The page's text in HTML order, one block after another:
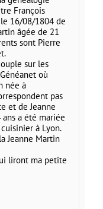
François
16/08/1804 de
âgée de 21
sont Pierre
sur les
où
née à
pas
et de Jeanne
a été mariée
à Lyon.
Jeanne Martin
liront ma petite